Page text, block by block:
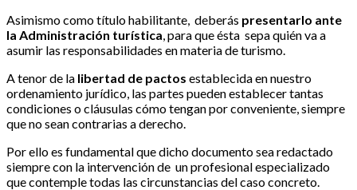
Asimismo como título habilitante, deberás presentarlo ante
la Administración turística , para que ésta sepa quién va a
asumir las responsabilidades en materia de turismo.
A tenor de la libertad de pactos establecida en nuestro
ordenamiento jurídico, las partes pueden establecer tantas
condiciones o cláusulas cómo tengan por conveniente, siempre
que no sean contrarias a derecho.
Por ello es fundamental que dicho documento sea redactado
siempre con la intervención de un profesional especializado
que contemple todas las circunstancias del caso concreto.